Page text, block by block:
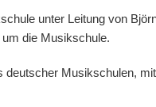
unter Leitung von
die Musikschule.
Musikschulen,